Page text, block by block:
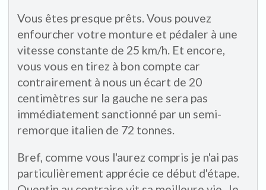
Vous êtes presque prêts. Vous pouvez
enfourcher votre monture et pédaler à une
vitesse constante de 25 km/h. Et encore,
vous vous en tirez à bon compte car
contrairement à nous un écart de 20
centimètres sur la gauche ne sera pas
immédiatement sanctionné par un semi-
remorque italien de 72 tonnes.
Bref, comme vous l'aurez compris je n'ai pas
particulièrement apprécie ce début d'étape.